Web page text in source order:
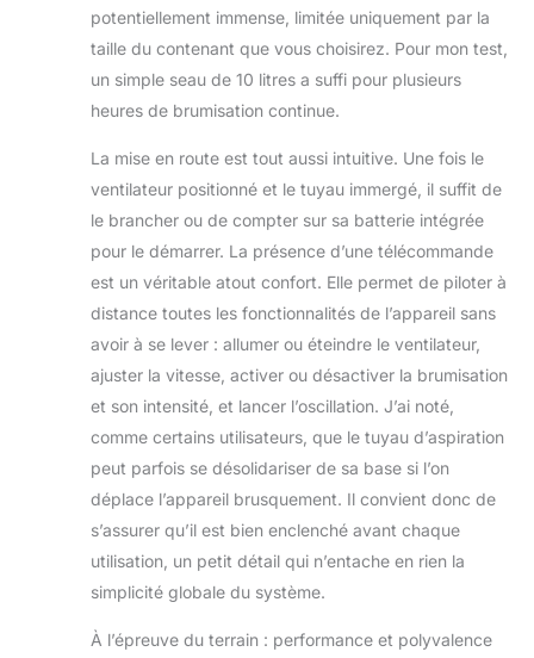
l'affichage LED le
rendent facile à
pouvez choisir un
équipement de
vent confortables
pour faire face
facilement aux
chaudes. C'est un
compagnon idéal
pour la cour, le
camping ou les
Batterie intégrée de
30 000 mAh :
conçu pour une
utilisation en
brumisateur de
camping est équipé
d'une batterie haute
mAh, offrant une
potentiellement immense, limitée uniquement par la
taille du contenant que vous choisirez. Pour mon test,
un simple seau de 10 litres a suffi pour plusieurs
heures de brumisation continue.
La mise en route est tout aussi intuitive. Une fois le
ventilateur positionné et le tuyau immergé, il suffit de
le brancher ou de compter sur sa batterie intégrée
pour le démarrer. La présence d’une télécommande
est un véritable atout confort. Elle permet de piloter à
distance toutes les fonctionnalités de l’appareil sans
avoir à se lever : allumer ou éteindre le ventilateur,
ajuster la vitesse, activer ou désactiver la brumisation
et son intensité, et lancer l’oscillation. J’ai noté,
comme certains utilisateurs, que le tuyau d’aspiration
peut parfois se désolidariser de sa base si l’on
déplace l’appareil brusquement. Il convient donc de
s’assurer qu’il est bien enclenché avant chaque
utilisation, un petit détail qui n’entache en rien la
simplicité globale du système.
À l’épreuve du terrain : performance et polyvalence